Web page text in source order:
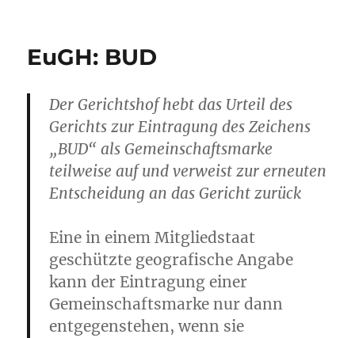
EuGH: BUD
Der Gerichtshof hebt das Urteil des
Gerichts zur Eintragung des Zeichens
„BUD“ als Gemeinschaftsmarke
teilweise auf und verweist zur erneuten
Entscheidung an das Gericht zurück
Eine in einem Mitgliedstaat
geschützte geografische Angabe
kann der Eintragung einer
Gemeinschaftsmarke nur dann
entgegenstehen, wenn sie